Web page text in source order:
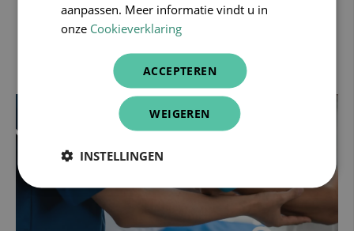
Net begonnen als
kinesitherapeut?
aanpassen. Meer informatie vindt u in
onze Cookieverklaring
ACCEPTEREN
WEIGEREN
INSTELLINGEN